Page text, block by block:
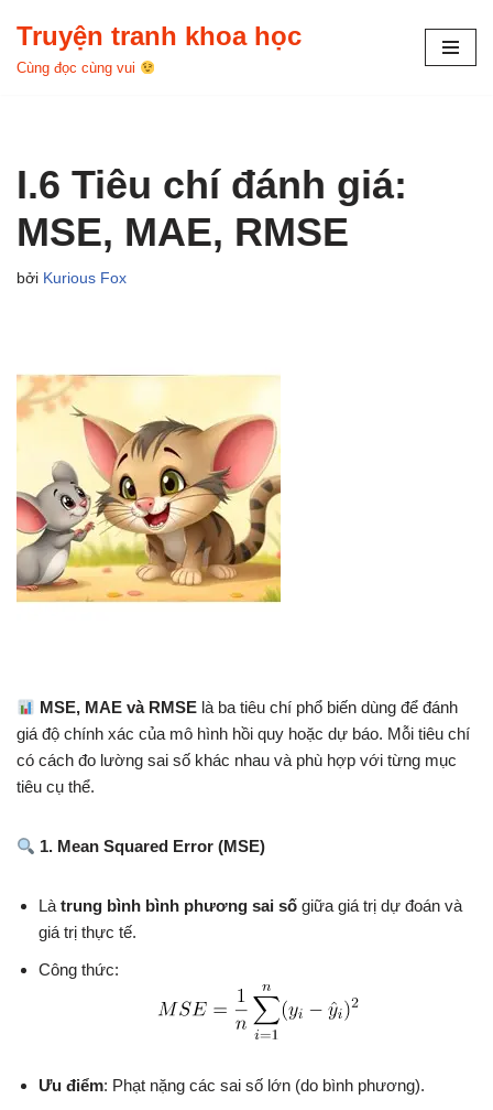
Chuyển
Truyện tranh khoa học
Cùng đọc cùng vui
I.6 Tiêu chí đánh giá:
MSE, MAE, RMSE
bởi Kurious Fox
MSE, MAE và RMSE là ba tiêu chí phổ biến dùng để đánh
giá độ chính xác của mô hình hồi quy hoặc dự báo. Mỗi tiêu chí
có cách đo lường sai số khác nhau và phù hợp với từng mục
tiêu cụ thể.
1. Mean Squared Error (MSE)
Là trung bình bình phương sai số giữa giá trị dự đoán và
giá trị thực tế.
Công thức:
Ưu điểm: Phạt nặng các sai số lớn (do bình phương).